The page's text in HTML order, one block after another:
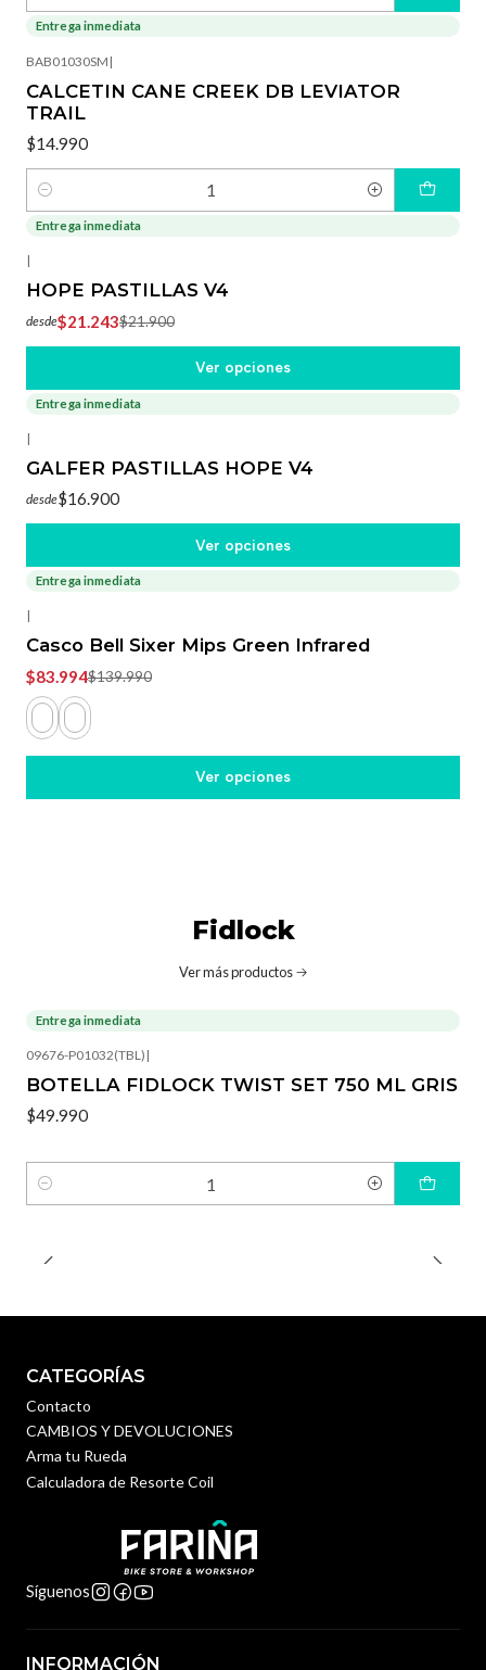
Entrega inmediata
BAB01030SM |
CALCETIN CANE CREEK DB LEVIATOR
TRAIL
$14.990
Cantidad
-3%OFF
Entrega inmediata
|
HOPE PASTILLAS V4
desde$21.243$21.900
Ver opciones
Entrega inmediata
|
GALFER PASTILLAS HOPE V4
desde$16.900
Ver opciones
Entrega inmediata
|
Casco Bell Sixer Mips Green Infrared
$83.994$139.990
Ver opciones
Fidlock
Ver más productos
Entrega inmediata
09676-P01032(TBL) |
BOTELLA FIDLOCK TWIST SET 750 ML GRIS
$49.990
Cantidad
CATEGORÍAS
Contacto
CAMBIOS Y DEVOLUCIONES
Arma tu Rueda
Calculadora de Resorte Coil
Síguenos
INFORMACIÓN